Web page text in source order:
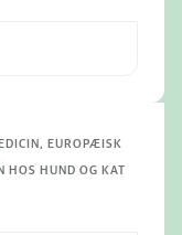
EUROPÆISK
HOS HUND OG KAT